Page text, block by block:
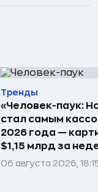
Тренды
«Человек-паук:
стал самым
2026 года —
$1,15 млрд за
06 августа 2026,